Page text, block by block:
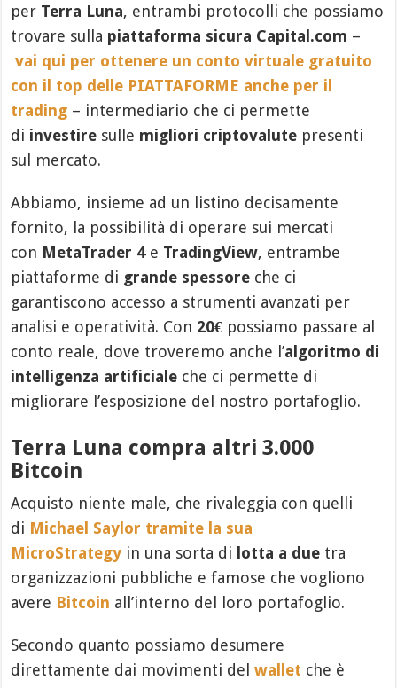
per Terra Luna, entrambi protocolli che possiamo
trovare sulla piattaforma sicura Capital.com –
vai qui per ottenere un conto virtuale gratuito
con il top delle PIATTAFORME anche per il
trading – intermediario che ci permette
di investire sulle migliori criptovalute presenti
sul mercato.
Abbiamo, insieme ad un listino decisamente
fornito, la possibilità di operare sui mercati
con MetaTrader 4e TradingView, entrambe
piattaforme di grande spessore che ci
garantiscono accesso a strumenti avanzati per
analisi e operatività. Con 20€ possiamo passare al
conto reale, dove troveremo anche l’algoritmo di
intelligenza artificiale che ci permette di
migliorare l’esposizione del nostro portafoglio.
Terra Luna compra altri 3.000
Bitcoin
Acquisto niente male, che rivaleggia con quelli
di Michael Saylor tramite la sua
MicroStrategy in una sorta di lotta a due tra
organizzazioni pubbliche e famose che vogliono
avere Bitcoin all’interno del loro portafoglio.
Secondo quanto possiamo desumere
direttamente dai movimenti delwallet che è